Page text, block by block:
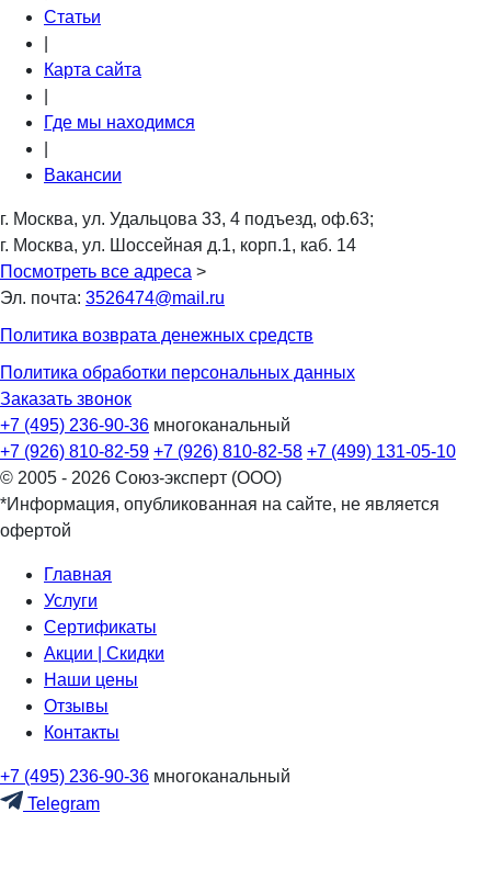
Статьи
Карта сайта
Где мы находимся
Вакансии
г. Москва, ул. Удальцова 33, 4 подъезд, оф.63;
г. Москва, ул. Шоссейная д.1, корп.1, каб. 14
Посмотреть все адреса >
Эл. почта: 3526474@mail.ru
Политика возврата денежных средств
Политика обработки персональных данных
Заказать звонок
+7 (495) 236-90-36 многоканальный
+7 (926) 810-82-59 +7 (926) 810-82-58 +7 (499) 131-05-10
© 2005 - 2026 Союз-эксперт (ООО)
*Информация, опубликованная на сайте, не является
офертой
Главная
Услуги
Сертификаты
Акции | Скидки
Наши цены
Отзывы
Контакты
+7 (495) 236-90-36 многоканальный
Telegram